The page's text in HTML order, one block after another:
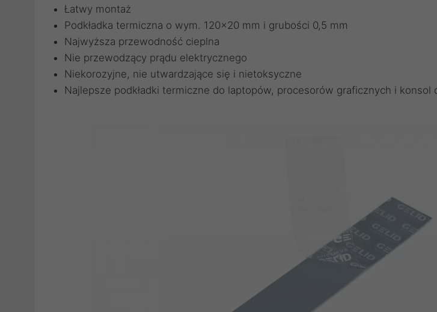
Łatwy montaż
Podkładka termiczna o wym. 120x20 mm i grubości 0,5 mm
Najwyższa przewodność cieplna
Nie przewodzący prądu elektrycznego
Niekorozyjne, nie utwardzające się i nietoksyczne
Najlepsze podkładki termiczne do laptopów, procesorów graficznych i konsol